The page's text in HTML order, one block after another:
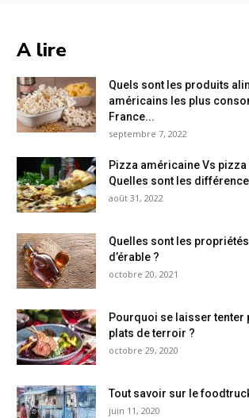
A lire
Quels sont les produits
américains les plus
France...
septembre 7, 2022
Pizza américaine Vs
Quelles sont les
août 31, 2022
Quelles sont les
d’érable ?
octobre 20, 2021
Pourquoi se laisser tenter
plats de terroir ?
octobre 29, 2020
Tout savoir sur le
juin 11, 2020